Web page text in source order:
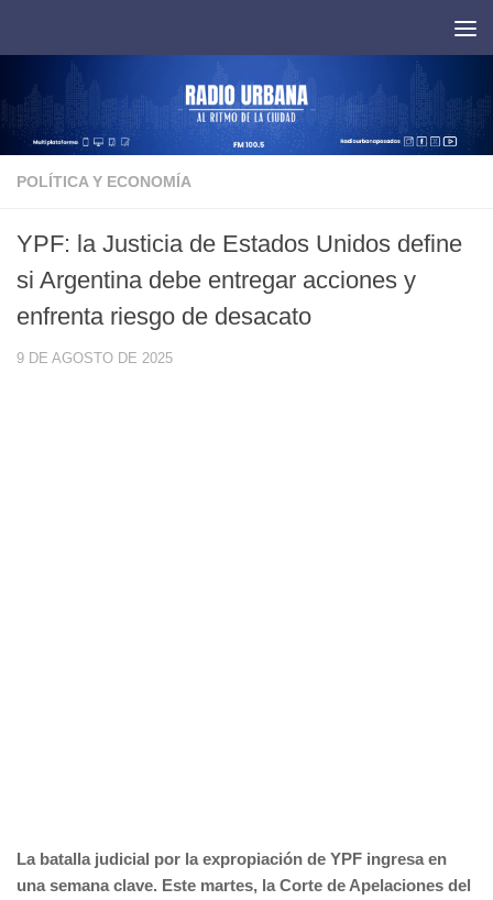
POLÍTICA Y ECONOMÍA
YPF: la Justicia de Estados Unidos define
si Argentina debe entregar acciones y
enfrenta riesgo de desacato
9 DE AGOSTO DE 2025
La batalla judicial por la expropiación de YPF ingresa en
una semana clave. Este martes, la Corte de Apelaciones del